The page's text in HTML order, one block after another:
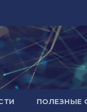
ПОЛЕЗНЫЕ